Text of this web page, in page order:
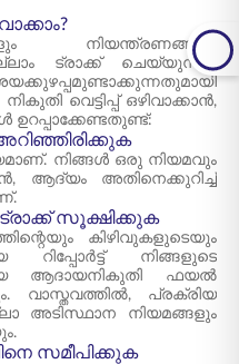
നിയന്ത്രണങ്ങളും
ട്രാക്ക് ചെയ്യുന്നത്
വെട്ടിപ്പ് ഒഴിവാക്കാൻ,
ഉറപ്പാക്കേണ്ടതുണ്ട്:
നിങ്ങൾ ഒരു നിയമവും
ആദ്യം അതിനെക്കുറിച്ച്
സൂക്ഷിക്കുക
കിഴിവുകളുടെയും
നിങ്ങളുടെ
ആദായനികുതി ഫയൽ
വാസ്തവത്തിൽ, പ്രക്രിയ
അടിസ്ഥാന നിയമങ്ങളും
സമീപിക്കുക